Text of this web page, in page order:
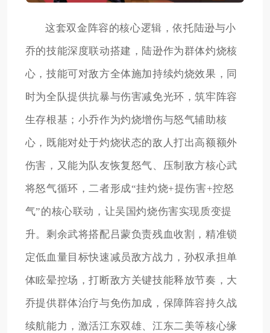
这套双金阵容的核心逻辑，依托陆逊与小
乔的技能深度联动搭建，陆逊作为群体灼烧核
心，技能可对敌方全体施加持续灼烧效果，同
时为全队提供抗暴与伤害减免光环，筑牢阵容
生存根基；小乔作为灼烧增伤与怒气辅助核
心，既能对处于灼烧状态的敌人打出高额额外
伤害，又能为队友恢复怒气、压制敌方核心武
将怒气循环，二者形成“挂灼烧+提伤害+控怒
气”的核心联动，让吴国灼烧伤害实现质变提
升。剩余武将搭配吕蒙负责残血收割，精准锁
定低血量目标快速减员敌方战力，孙权承担单
体眩晕控场，打断敌方关键技能释放节奏，大
乔提供群体治疗与免伤加成，保障阵容持久战
续航能力，激活江东双雄、江东二美等核心缘